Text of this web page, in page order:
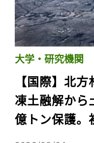
大学・研究機関
【国際】北
凍土融解から
億トン保護。